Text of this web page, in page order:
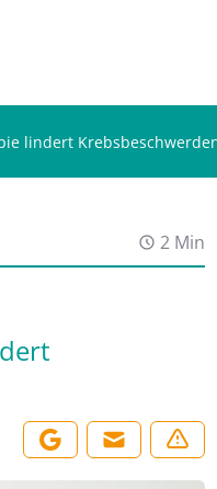
lindert
2 Min